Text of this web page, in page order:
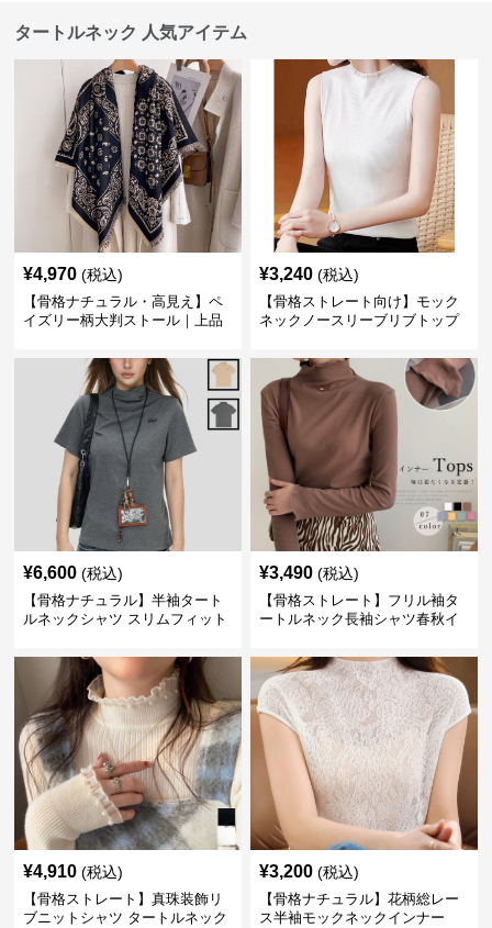
タートルネック 人気アイテム
¥4,970 (税込)
【骨格ナチュラル・高見え】ペ
イズリー柄大判ストール｜上品
¥3,240 (税込)
【骨格ストレート向け】モック
ネックノースリーブリブトップ
¥6,600 (税込)
【骨格ナチュラル】半袖タート
ルネックシャツ スリムフィット
¥3,490 (税込)
【骨格ストレート】フリル袖タ
ートルネック長袖シャツ春秋イ
¥4,910 (税込)
【骨格ストレート】真珠装飾リ
ブニットシャツ タートルネック
¥3,200 (税込)
【骨格ナチュラル】花柄総レー
ス半袖モックネックインナー